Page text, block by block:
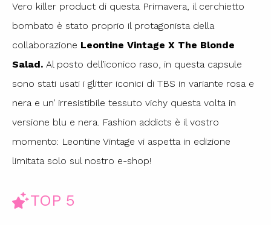
Vero killer product di questa Primavera, il cerchietto
bombato è stato proprio il protagonista della
collaborazione Leontine Vintage X The Blonde
Salad. Al posto dell’iconico raso, in questa capsule
sono stati usati i glitter iconici di TBS in variante rosa e
nera e un’ irresistibile tessuto vichy questa volta in
versione blu e nera. Fashion addicts è il vostro
momento: Leontine Vintage vi aspetta in edizione
limitata solo sul nostro e-shop!
TOP 5